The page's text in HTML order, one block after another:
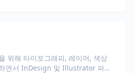
위해 타이포그래피, 레이어, 색상
면서 InDesign 및 Illustrator 파일